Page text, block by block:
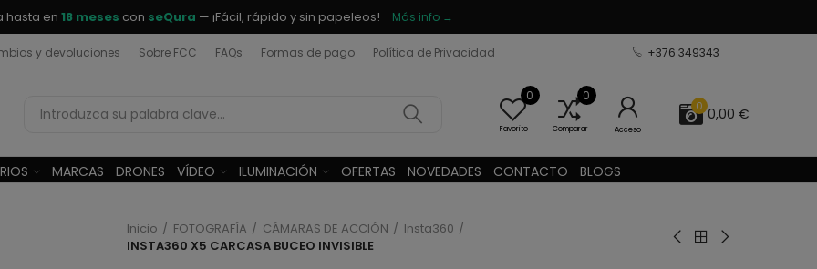
hasta en 18 meses con seQura — ¡Fácil, rápido y sin papeleos! Más info →
y devoluciones Sobre FCC FAQs Formas de pago Política de Privacidad +376 349343
0
Favorito
0
Comparar Acceso
0 0,00 €
MARCAS DRONES VÍDEO ILUMINACIÓN OFERTAS NOVEDADES CONTACTO BLOGS
Inicio FOTOGRAFÍA CÁMARAS DE ACCIÓN
Insta360
INSTA360 X5 CARCASA BUCEO INVISIBLE